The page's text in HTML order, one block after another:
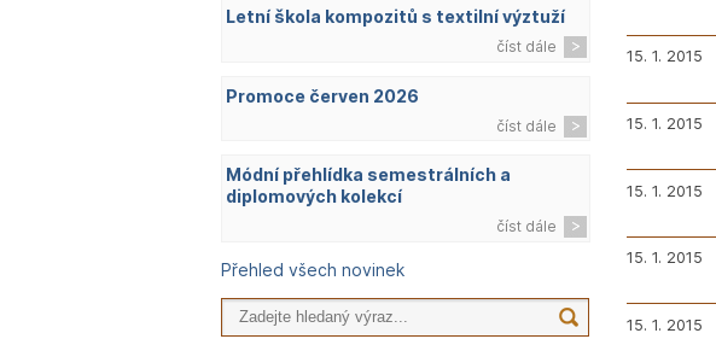
Letní škola kompozitů s textilní výztuží
číst dále
Promoce červen 2026
číst dále
Módní přehlídka semestrálních a
diplomových kolekcí
číst dále
Přehled všech novinek
15. 1. 2015
15. 1. 2015
15. 1. 2015
15. 1. 2015
15. 1. 2015